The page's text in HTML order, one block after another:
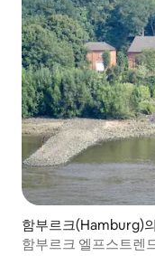
함부르크(Hamburg)
함부르크 엘프스트렌